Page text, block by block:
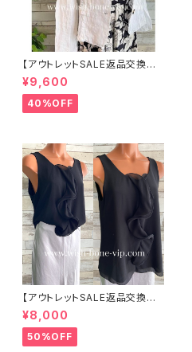
【アウトレットSALE返品交換不
可8/20まで】イタリア製サマー
ジャケット｜Made in ITALY｜
リネン麻 飾りエリ ジャケット/ホ
ワイト
¥9,600
40%OFF
【アウトレットSALE返品交換不
可8/20まで】イタリア製 CASA
DEILUCA ITALY｜前フリル＆B
IGフリルトップス /ブラック
¥8,000
50%OFF